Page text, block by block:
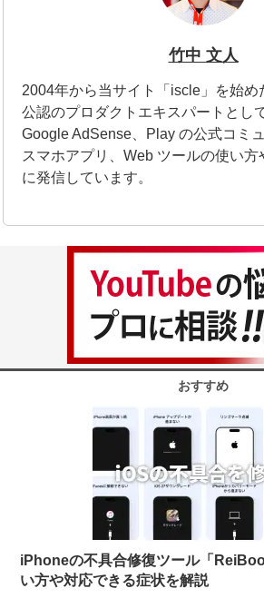
竹中 文人
2004年から当サイト「iscle」を始め
公認のプロダクトエキスパートとし
Google AdSense、Play の公式コミ
スマホアプリ、Web ツールの使い
に発信しています。
おすすめ
iPhoneの不具合修復ツール「
い方や対応できる症状を解説